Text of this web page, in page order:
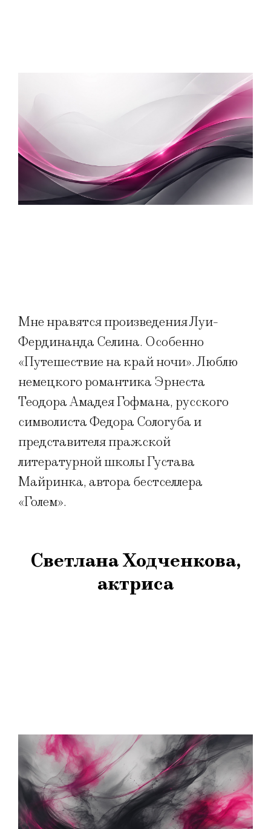
Мне нравятся произведения Луи-
Фердинанда Селина. Особенно
«Путешествие на край ночи». Люблю
немецкого романтика Эрнеста
Теодора Амадея Гофмана, русского
символиста Федора Сологуба и
представителя пражской
литературной школы Густава
Майринка, автора бестселлера
«Голем».
Светлана Ходченкова,
актриса